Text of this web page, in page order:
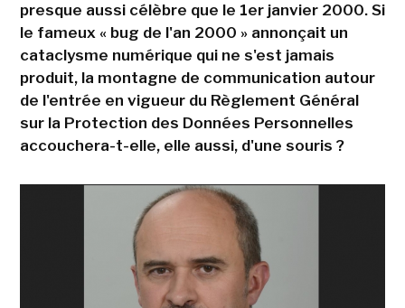
presque aussi célèbre que le 1er janvier 2000. Si
le fameux « bug de l'an 2000 » annonçait un
cataclysme numérique qui ne s'est jamais
produit, la montagne de communication autour
de l'entrée en vigueur du Règlement Général
sur la Protection des Données Personnelles
accouchera-t-elle, elle aussi, d'une souris ?